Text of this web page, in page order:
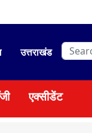
उत्तराखंड
एक्सीडेंट